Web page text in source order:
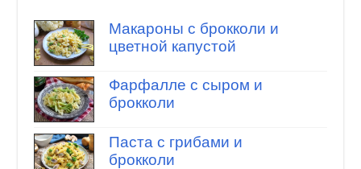
Макароны с брокколи и
цветной капустой
Фарфалле с сыром и
брокколи
Паста с грибами и
брокколи